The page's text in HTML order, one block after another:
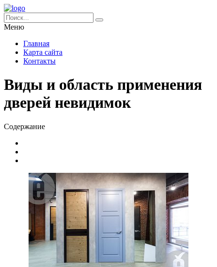
Меню
Главная
Карта сайта
Контакты
Виды и область применения
дверей невидимок
Содержание